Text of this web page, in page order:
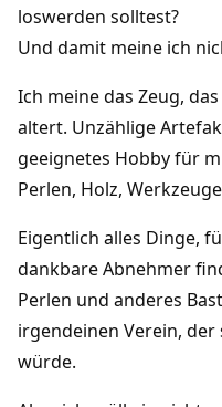
loswerden solltest?
Und damit meine ich
Ich meine das Zeug,
altert. Unzählige
geeignetes Hobby für
Perlen, Holz,
Eigentlich alles Dinge,
dankbare Abnehmer
Perlen und anderes
irgendeinen Verein,
würde.